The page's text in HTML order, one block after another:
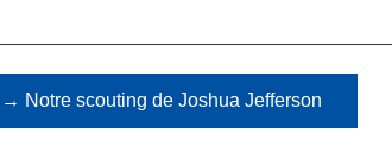
→ Notre scouting de Joshua Jefferson